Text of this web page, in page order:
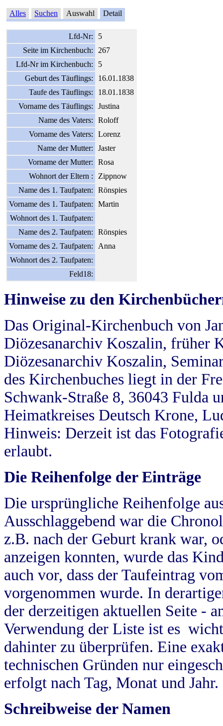
Alles Suchen Auswahl Detail
Lfd-Nr:
5
Seite im Kirchenbuch:
267
Lfd-Nr im Kirchenbuch:
5
Geburt des Täuflings:
16.01.1838
Taufe des Täuflings:
18.01.1838
Vorname des Täuflings:
Justina
Name des Vaters:
Roloff
Vorname des Vaters:
Lorenz
Name der Mutter:
Jaster
Vorname der Mutter:
Rosa
Wohnort der Eltern :
Zippnow
Name des 1. Taufpaten:
Rönspies
Vorname des 1. Taufpaten:
Martin
Wohnort des 1. Taufpaten:
Name des 2. Taufpaten:
Rönspies
Vorname des 2. Taufpaten:
Anna
Wohnort des 2. Taufpaten:
Feld18:
Hinweise zu den
Das Original-Kirchenbuch von
Diözesanarchiv Koszalin, früher
Diözesanarchiv Koszalin,
des Kirchenbuches liegt in der
Schwank-Straße 8, 36043 Fulda
Heimatkreises Deutsch Krone,
Hinweis: Derzeit ist das
erlaubt.
Die Reihenfolge der Einträge
Die ursprüngliche Reihenfolge
Ausschlaggebend war die
z.B. nach der Geburt krank war,
anzeigen konnten, wurde das
auch vor, dass der Taufeintrag
vorgenommen wurde. In
der derzeitigen aktuellen Seite -
Verwendung der Liste ist es
dahinter zu überprüfen. Eine
technischen Gründen nur
erfolgt nach Tag, Monat und Jahr.
Schreibweise der Namen